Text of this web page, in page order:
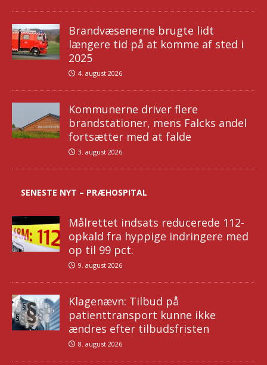
Brandvæsenerne brugte lidt
længere tid på at komme af sted i
2025
4. august 2026
Kommunerne driver flere
brandstationer, mens Falcks andel
fortsætter med at falde
3. august 2026
SENESTE NYT – PRÆHOSPITAL
Målrettet indsats reducerede 112-
opkald fra hyppige indringere med
op til 99 pct.
9. august 2026
Klagenævn: Tilbud på
patienttransport kunne ikke
ændres efter tilbudsfristen
8. august 2026